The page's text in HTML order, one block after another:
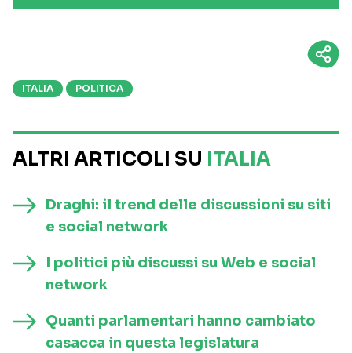
ITALIA POLITICA
ALTRI ARTICOLI SU ITALIA
Draghi: il trend delle discussioni su siti
e social network
I politici più discussi su Web e social
network
Quanti parlamentari hanno cambiato
casacca in questa legislatura